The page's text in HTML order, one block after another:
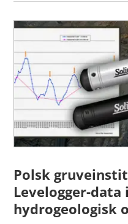
Polsk
Levelogger-
hydrogeologisk